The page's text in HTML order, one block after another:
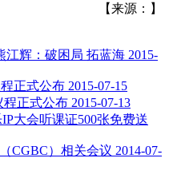
【来源：】
江辉：破困局 拓蓝海 2015-
正式公布 2015-07-15
程正式公布 2015-07-13
大会听课证500张免费送
CGBC）相关会议 2014-07-